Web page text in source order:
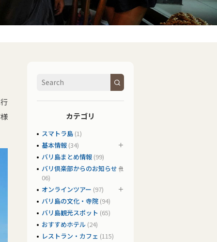
カテゴリ
スマトラ島 (1)
基本情報 (34)
バリ島まとめ情報 (99)
バリ倶楽部からのお知らせ (1
06)
オンラインツアー (97)
バリ島の文化・寺院 (94)
バリ島観光スポット (65)
おすすめホテル (24)
レストラン・カフェ (115)